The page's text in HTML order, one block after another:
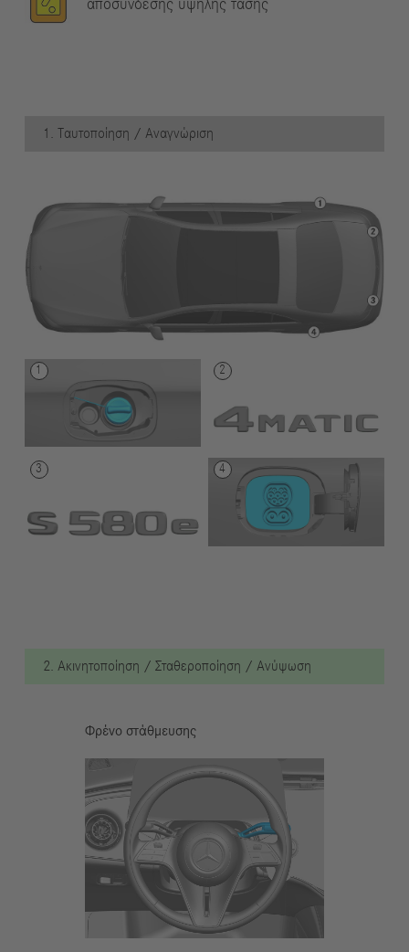
αποσύνδεσης υψηλής τάσης
1. Ταυτοποίηση / Αναγνώριση
2. Ακινητοποίηση / Σταθεροποίηση / Ανύψωση
Φρένο στάθμευσης